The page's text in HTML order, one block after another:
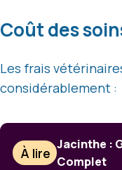
Coût des
Les frais
considérablement :
À lire
Jacinthe :
Complet